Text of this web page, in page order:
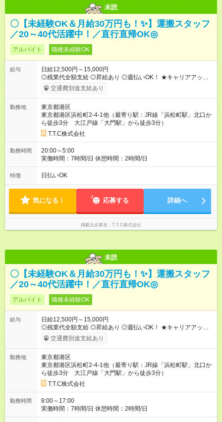
未読
〇【未経験OK＆月給30万円も！✨】運搬スタッフ
／20～40代活躍中！／直行直帰OK◎
アルバイト 職種未経験OK
給与
日給12,500円～15,000円
◎残業代全額支給 ◎昇給あり ◎週払いOK！ ★キャリアアップの
一例★ ・一般作業員 ：1年目 月収31万 ・作業長(サブリー
ダー)：3年目 月収35万 ・職長(リーダー) ：5年目 月収42万
給与は本採用時と同じです。
交通費別途支給あり
勤務地
東京都港区
東京都港区浜松町2-4-1他（最寄り駅：JR線「浜松町駅」北口か
ら徒歩3分 大江戸線「大門駅」から徒歩3分）
T.T.C株式会社
勤務時間
20:00～5:00
実働時間：7時間/日 休憩時間：2時間/日
特徴 日払いOK
気になる！ 応募する 詳細へ
掲載元企業名 T.T.C株式会社
未読
〇【未経験OK＆月給30万円も！✨】運搬スタッフ
／20～40代活躍中！／直行直帰OK◎
アルバイト 職種未経験OK
給与
日給12,500円～15,000円
◎残業代全額支給 ◎昇給あり ◎週払いOK！ ★キャリアアップの
一例★ ・一般作業員 ：1年目 月収31万 ・作業長(サブリー
ダー)：3年目 月収35万 ・職長(リーダー) ：5年目 月収42万
給与は本採用時と同じです。
交通費別途支給あり
勤務地
東京都港区
東京都港区浜松町2-4-1他（最寄り駅：JR線「浜松町駅」北口か
ら徒歩3分 大江戸線「大門駅」から徒歩3分）
T.T.C株式会社
勤務時間
8:00～17:00
実働時間：7時間/日 休憩時間：2時間/日